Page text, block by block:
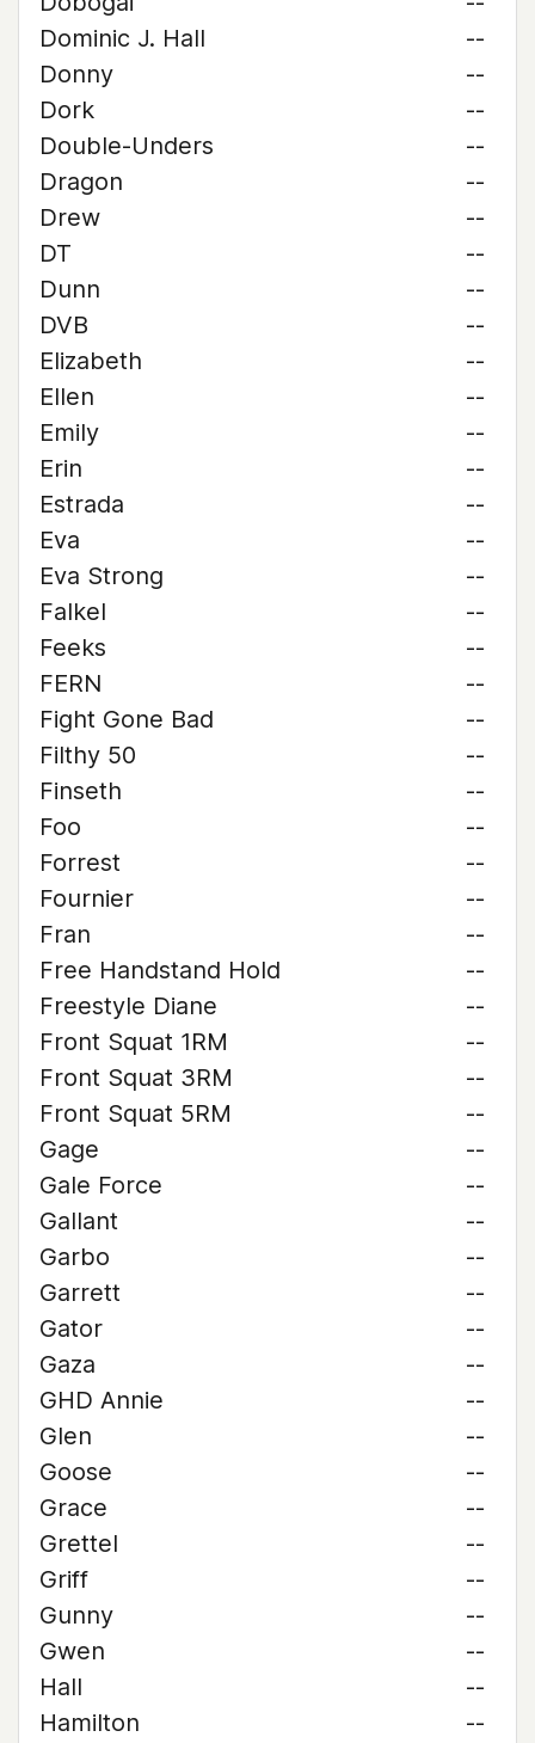
Dominic J. Hall
--
Donny
--
Dork
--
Double-Unders
--
Dragon
--
Drew
--
DT
--
Dunn
--
DVB
--
Elizabeth
--
Ellen
--
Emily
--
Erin
--
Estrada
--
Eva
--
Eva Strong
--
Falkel
--
Feeks
--
FERN
--
Fight Gone Bad
--
Filthy 50
--
Finseth
--
Foo
--
Forrest
--
Fournier
--
Fran
--
Free Handstand Hold
--
Freestyle Diane
--
Front Squat 1RM
--
Front Squat 3RM
--
Front Squat 5RM
--
Gage
--
Gale Force
--
Gallant
--
Garbo
--
Garrett
--
Gator
--
Gaza
--
GHD Annie
--
Glen
--
Goose
--
Grace
--
Grettel
--
Griff
--
Gunny
--
Gwen
--
Hall
--
Hamilton
--